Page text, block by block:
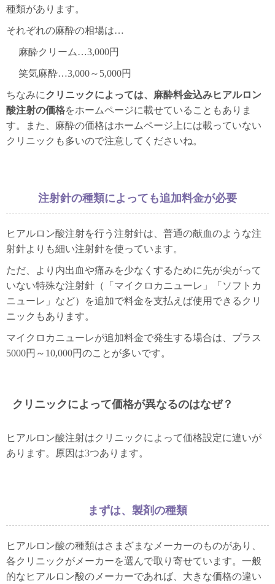
種類があります。
それぞれの麻酔の相場は…
麻酔クリーム…3,000円
笑気麻酔…3,000～5,000円
ちなみにクリニックによっては、麻酔料金込みヒアルロン
酸注射の価格をホームページに載せていることもありま
す。また、麻酔の価格はホームページ上には載っていない
クリニックも多いので注意してくださいね。
注射針の種類によっても追加料金が必要
ヒアルロン酸注射を行う注射針は、普通の献血のような注
射針よりも細い注射針を使っています。
ただ、より内出血や痛みを少なくするために先が尖がって
いない特殊な注射針（「マイクロカニューレ」「ソフトカ
ニューレ」など）を追加で料金を支払えば使用できるクリ
ニックもあります。
マイクロカニューレが追加料金で発生する場合は、プラス
5000円～10,000円のことが多いです。
クリニックによって価格が異なるのはなぜ？
ヒアルロン酸注射はクリニックによって価格設定に違いが
あります。原因は3つあります。
まずは、製剤の種類
ヒアルロン酸の種類はさまざまなメーカーのものがあり、
各クリニックがメーカーを選んで取り寄せています。一般
的なヒアルロン酸のメーカーであれば、大きな価格の違い